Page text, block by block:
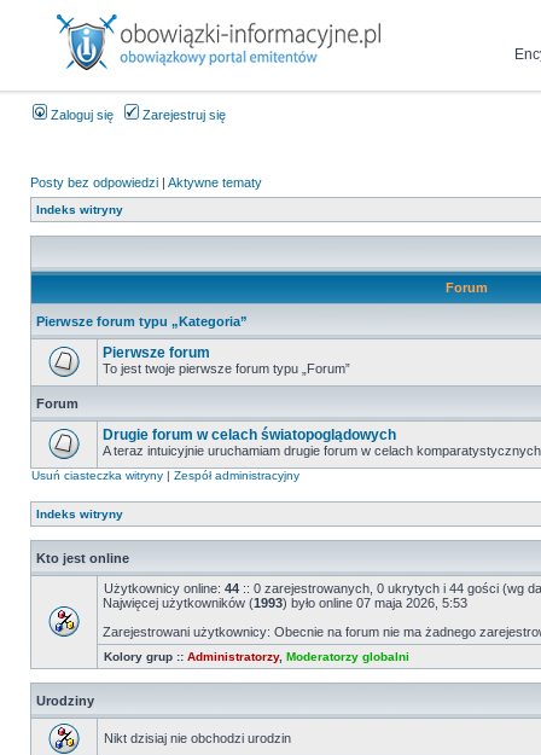
Zaloguj się Zarejestruj się
Posty bez odpowiedzi | Aktywne tematy
Indeks witryny
Forum
Pierwsze forum typu „Kategoria”
Pierwsze forum
To jest twoje pierwsze forum typu „Forum”
Forum
Drugie forum w celach światopoglądowych
A teraz intuicyjnie uruchamiam drugie forum w celach
Usuń ciasteczka witryny | Zespół administracyjny
Indeks witryny
Kto jest online
Użytkownicy online: 44 :: 0 zarejestrowanych, 0 ukrytych i 44 gości (wg
Najwięcej użytkowników (1993) było online 07 maja 2026, 5:53
Zarejestrowani użytkownicy: Obecnie na forum nie ma żadnego
Kolory grup :: Administratorzy, Moderatorzy globalni
Urodziny
Nikt dzisiaj nie obchodzi urodzin